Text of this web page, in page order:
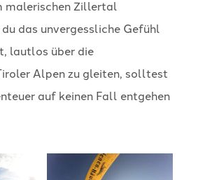
malerischen Zillertal
das unvergessliche Gefühl
lautlos über die
Alpen zu gleiten, solltest
auf keinen Fall entgehen